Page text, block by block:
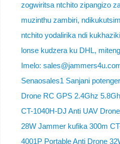
zogwiritsa ntchito zipangizo
muzinthu zambiri,
ntchito yodalirika ndi
lonse kudzera ku DHL,
Imelo:
Senaosales1 Sanjani
Drone RC GPS 2.4Ghz
CT-1040H-DJ Anti UAV
28W Jammer kufika 300m
4001P Portable Anti Drone